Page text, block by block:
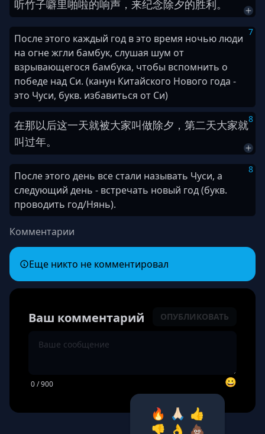
听竹子噼里啪啦的响声 ， 来纪念除夕的胜利。
7
После этого каждый год в это время ночью люди
на огне жгли бамбук, слушая шум от
взрывающегося бамбука, чтобы вспомнить о
победе над Си. (канун Китайского Нового года -
это Чуси, букв. избавиться от Си)
8
在那以后这一天就被大家叫做除夕 ， 第二天大家就
叫过年。
8
После этого день все стали называть Чуси, а
следующий день - встречать новый год (букв.
проводить год/Нянь).
Комментарии
Еще никто не комментировал
Ваш комментарий ОПУБЛИКОВАТЬ
0/ 900 😀
🔥 🙏🏻 👍
👎 👌 💩